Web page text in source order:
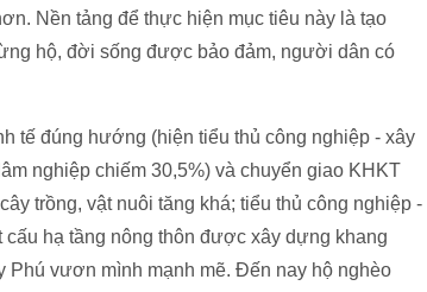
Nền tảng để thực hiện mục tiêu này là tạo
hộ, đời sống được bảo đảm, người dân có
tế đúng hướng (hiện tiểu thủ công nghiệp - xây
nghiệp chiếm 30,5%) và chuyển giao KHKT
trồng, vật nuôi tăng khá; tiểu thủ công nghiệp -
hạ tầng nông thôn được xây dựng khang
Phú vươn mình mạnh mẽ. Đến nay hộ nghèo